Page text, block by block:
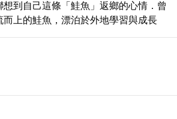
到自己這條「鮭魚」返鄉的心情．曾
而上的鮭魚，漂泊於外地學習與成長